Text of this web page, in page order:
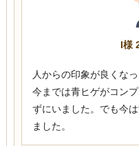
I様
人からの印象が良くなっ
今までは青ヒゲがコン
ずにいました。でも今
ました。